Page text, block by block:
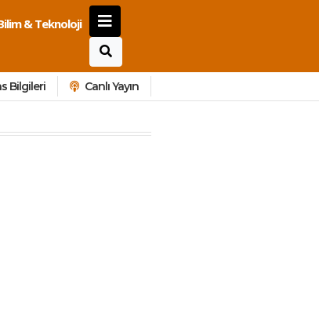
& Teknoloji
Bilgileri Canlı Yayın